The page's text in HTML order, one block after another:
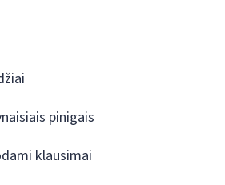
pinigais
klausimai